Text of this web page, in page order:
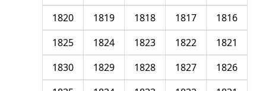
1816
1817
1818
1819
1820
1821
1822
1823
1824
1825
1826
1827
1828
1829
1830